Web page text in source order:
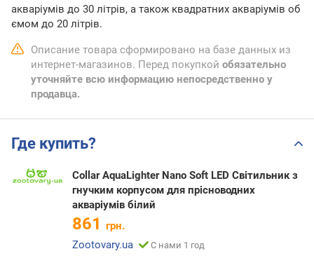
акваріумів до 30 літрів, а також квадратних акваріумів об
ємом до 20 літрів.
Описание товара сформировано на базе данных из
интернет-магазинов. Перед покупкой обязательно
уточняйте всю информацию непосредственно у
продавца.
Где купить?
Collar AquaLighter Nano Soft LED Світильник з
гнучким корпусом для прісноводних
акваріумів білий
861 грн.
Zootovary.ua
С нами 1 год